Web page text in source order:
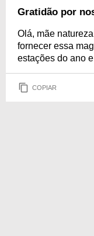
Gratidão por
Olá, mãe
fornecer essa
estações do ano
COPIAR